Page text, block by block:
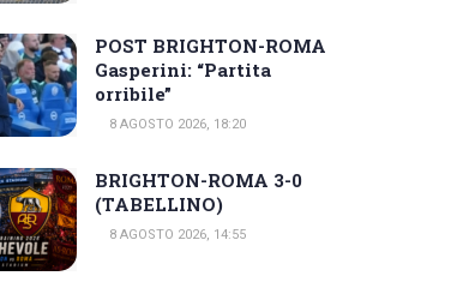
POST BRIGHTON-ROMA
Gasperini: “Partita
orribile”
8 AGOSTO 2026, 18:20
BRIGHTON-ROMA 3-0
(TABELLINO)
8 AGOSTO 2026, 14:55